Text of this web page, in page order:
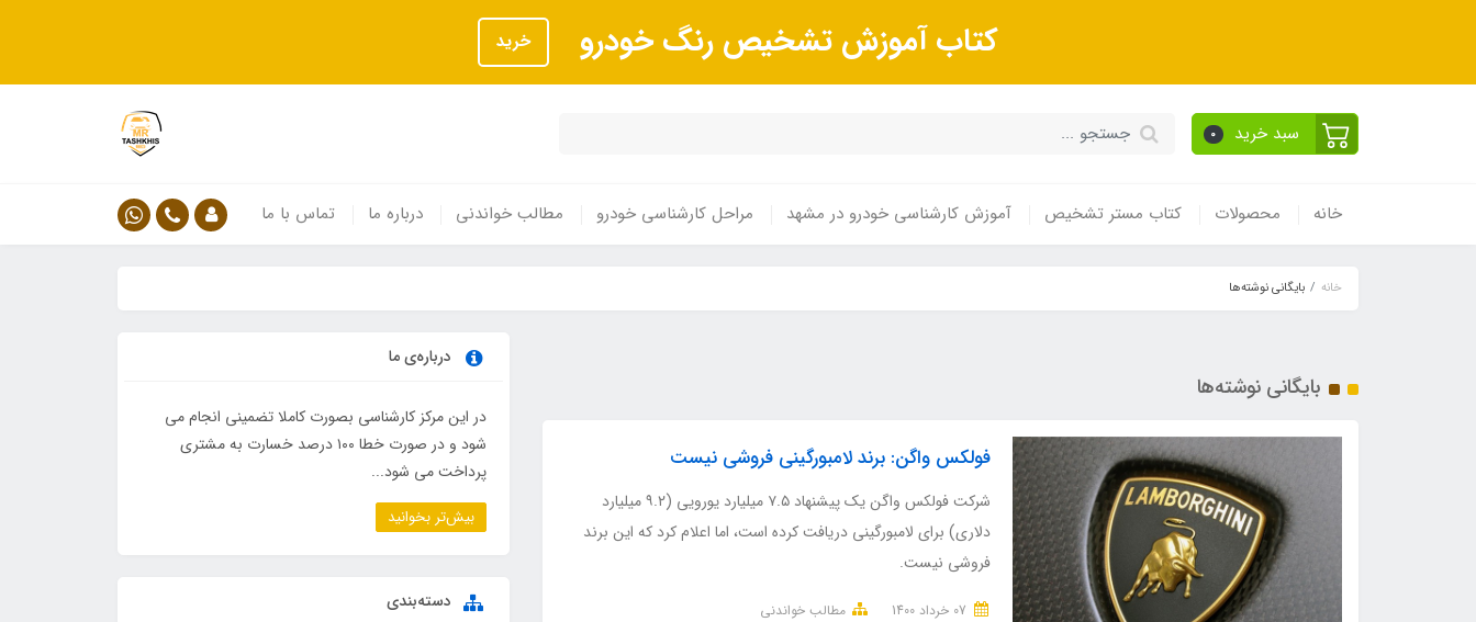
کتاب آموزش تشخیص رنگ خودرو خرید
سبد خرید 0
خانه محصولات کتاب مستر تشخیص آموزش کارشناسی خودرو در مشهد مراحل کارشناسی خودرو مطالب خواندنی درباره ما تماس با ما
خانه بایگانی نوشته‌ها
بایگانی نوشته‌ها
فولکس واگن: برند لامبورگینی فروشی نیست
شرکت فولکس واگن یک پیشنهاد ۷.۵ میلیارد یورویی (۹.۲ میلیارد
دلاری) برای لامبورگینی دریافت کرده است، اما اعلام کرد که این برند
فروشی نیست.
مطالب خواندنی
درباره‌ی ما
در این مرکز کارشناسی بصورت کاملا تضمینی انجام می
شود و در صورت خطا ۱۰۰ درصد خسارت به مشتری
پرداخت می شود...
بیش‌تر بخوانید
دسته‌بندی